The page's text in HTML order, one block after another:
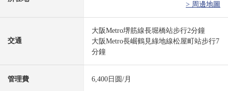
> 周邊地圖
交通
大阪Metro堺筋線長堀橋站步行2分鐘
大阪Metro長崛鶴見綠地線松屋町站步行7
分鐘
管理費 6,400日圆/月